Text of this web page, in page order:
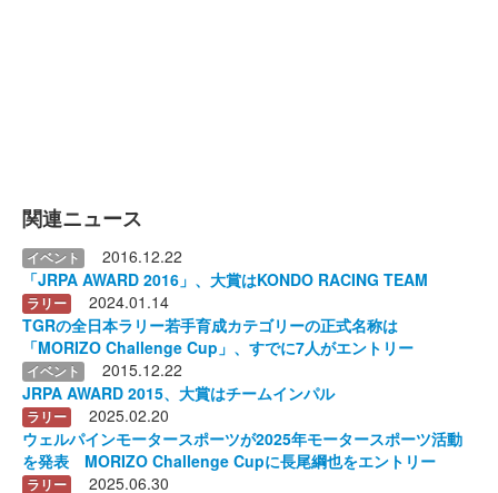
関連ニュース
イベント
2016.12.22
「JRPA AWARD 2016」、大賞はKONDO RACING TEAM
ラリー
2024.01.14
TGRの全日本ラリー若手育成カテゴリーの正式名称は
「MORIZO Challenge Cup」、すでに7人がエントリー
イベント
2015.12.22
JRPA AWARD 2015、大賞はチームインパル
ラリー
2025.02.20
ウェルパインモータースポーツが2025年モータースポーツ活動
を発表 MORIZO Challenge Cupに長尾綱也をエントリー
ラリー
2025.06.30